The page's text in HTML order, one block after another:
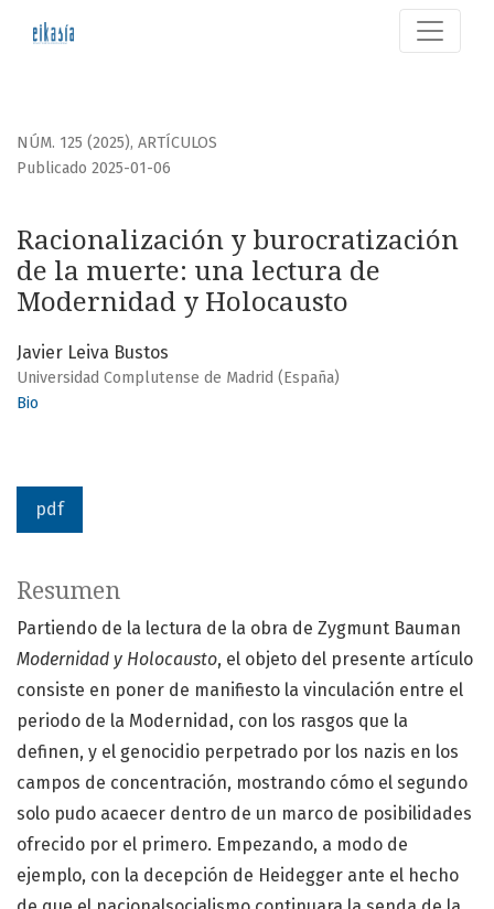
NÚM. 125 (2025), ARTÍCULOS
Racionalización y burocratización
de la muerte: una lectura de
Modernidad y Holocausto
Publicado 2025-01-06
Javier Leiva Bustos
Universidad Complutense de Madrid (España)
Bio
pdf
Resumen
Partiendo de la lectura de la obra de Zygmunt Bauman
Modernidad y Holocausto, el objeto del presente artículo
consiste en poner de manifiesto la vinculación entre el
periodo de la Modernidad, con los rasgos que la
definen, y el genocidio perpetrado por los nazis en los
campos de concentración, mostrando cómo el segundo
solo pudo acaecer dentro de un marco de posibilidades
ofrecido por el primero. Empezando, a modo de
ejemplo, con la decepción de Heidegger ante el hecho